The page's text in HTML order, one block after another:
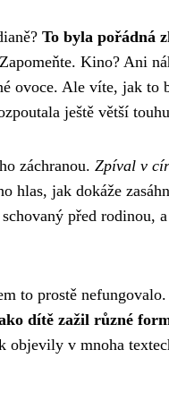
To byla pořádná
Kino? Ani
ovoce. Ale víte, jak to
ještě větší
záchranou. Zpíval v
hlas, jak dokáže
před rodinou,
to prostě
dítě zažil různé
objevily v mnoha